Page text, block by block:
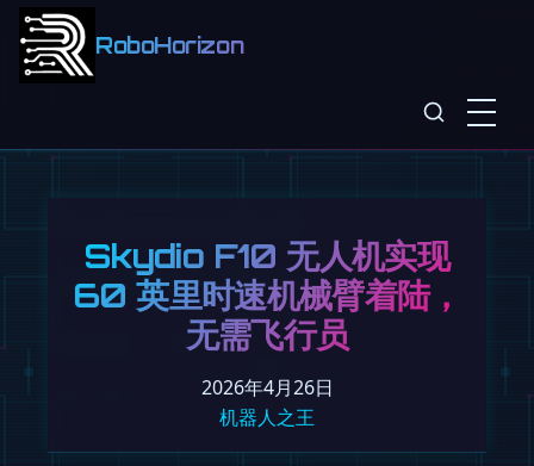
RoboHorizon
Skydio F10 无人机实现
60 英里时速机械臂着陆，
无需飞行员
2026年4月26日
机器人之王